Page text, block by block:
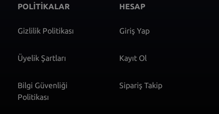
POLİTİKALAR
Gizlilik Politikası
Üyelik Şartları
Bilgi Güvenliği
Politikası
HESAP
Giriş Yap
Kayıt Ol
Sipariş Takip